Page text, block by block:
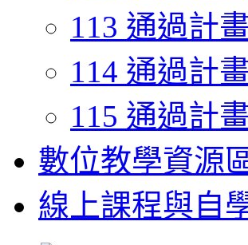
113 通過計
114 通過計
115 通過計
數位教學資源
線上課程與自